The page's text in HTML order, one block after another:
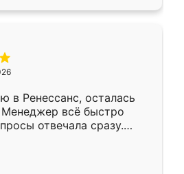
он более разнообразный.
что-то потребуется из
только здесь.
в Ренессанс, осталась
Менеджер всё быстро
отвечала сразу.
в субботу, подошёл к
Собрали
аккуратно, даже